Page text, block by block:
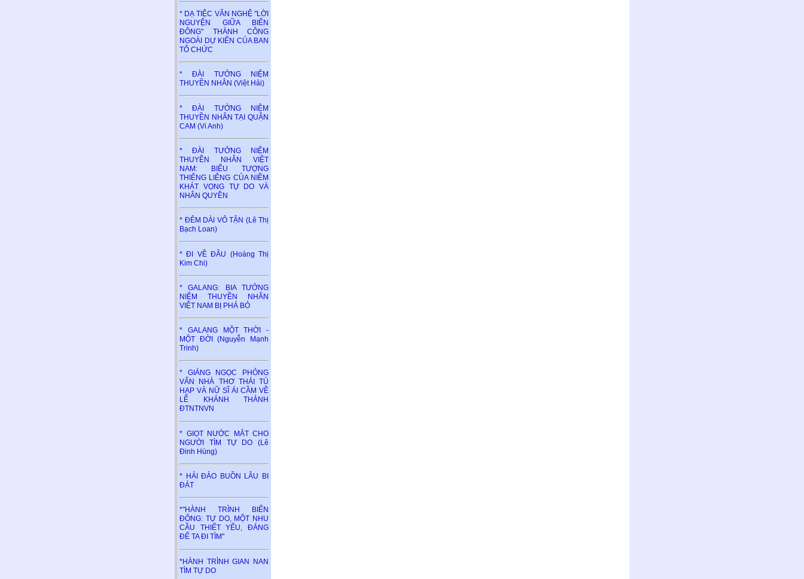
* DẠ TIỆC VĂN NGHỆ "LỜI
NGUYỆN GIỮA BIỂN
ĐÔNG" THÀNH CÔNG
NGOÀI DỰ KIẾN CỦA BAN
TỔ CHỨC
* ĐÀI TƯỞNG NIỆM
THUYỀN NHÂN (Việt Hải)
* ĐÀI TƯỞNG NIỆM
THUYỀN NHÂN TẠI QUẬN
CAM (Vi Anh)
* ĐÀI TƯỞNG NIỆM
THUYỀN NHÂN VIỆT
NAM: BIỂU TƯỢNG
THIÊNG LIÊNG CỦA NIỀM
KHÁT VỌNG TỰ DO VÀ
NHÂN QUYỀN
* ĐÊM DÀI VÔ TẬN (Lê Thị
Bạch Loan)
* ĐI VỀ ĐÂU (Hoàng Thị
Kim Chi)
* GALANG: BIA TƯỞNG
NIỆM THUYỀN NHÂN
VIỆT NAM BỊ PHÁ BỎ
* GALANG MỘT THỜI -
MỘT ĐỜI (Nguyễn Mạnh
Trinh)
* GIÁNG NGỌC PHỎNG
VẤN NHÀ THƠ THÁI TÚ
HẠP VÀ NỮ SĨ ÁI CẦM VỀ
LỄ KHÁNH THÀNH
ĐTNTNVN
* GIỌT NƯỚC MẮT CHO
NGƯỜI TÌM TỰ DO (Lê
Đinh Hùng)
* HẢI ĐẢO BUỒN LÂU BI
ĐÁT
*"HÀNH TRÌNH BIỂN
ĐÔNG: TỰ DO, MỘT NHU
CẦU THIẾT YẾU, ĐÁNG
ĐỂ TA ĐI TÌM"
*HÀNH TRÌNH GIAN NAN
TÌM TỰ DO